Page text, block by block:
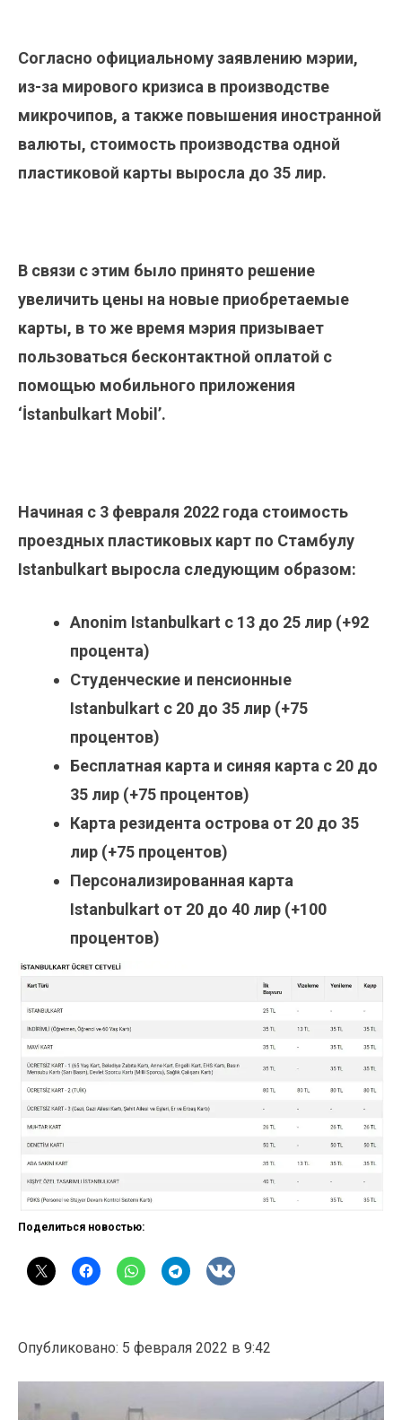
Согласно официальному заявлению мэрии,
из-за мирового кризиса в производстве
микрочипов, а также повышения иностранной
валюты, стоимость производства одной
пластиковой карты выросла до 35 лир.
В связи с этим было принято решение
увеличить цены на новые приобретаемые
карты, в то же время мэрия призывает
пользоваться бесконтактной оплатой с
помощью мобильного приложения
‘İstanbulkart Mobil’.
Начиная с 3 февраля 2022 года стоимость
проездных пластиковых карт по Стамбулу
Istanbulkart выросла следующим образом:
Anonim Istanbulkart с 13 до 25 лир (+92
процента)
Студенческие и пенсионные
Istanbulkart с 20 до 35 лир (+75
процентов)
Бесплатная карта и синяя карта с 20 до
35 лир (+75 процентов)
Карта резидента острова от 20 до 35
лир (+75 процентов)
Персонализированная карта
Istanbulkart от 20 до 40 лир (+100
процентов)
Поделиться новостью:
Опубликовано: 5 февраля 2022 в 9:42